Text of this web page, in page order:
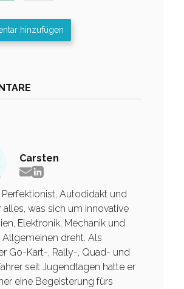
hinzufügen
Carsten
Perfektionist, Autodidakt und
alles, was sich um innovative
Elektronik, Mechanik und
Allgemeinen dreht. Als
Go-Kart-, Rally-, Quad- und
seit Jugendtagen hatte er
eine Begeisterung fürs